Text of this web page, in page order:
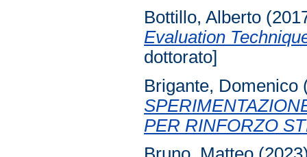
Bottillo, Alberto
Evaluation
dottorato]
Brigante, Domenico
PER RINFORZO